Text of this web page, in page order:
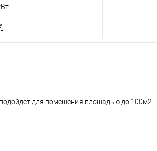
для помещения площадью до 100м2